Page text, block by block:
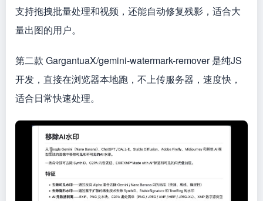
支持拖拽批量处理和视频，还能自动修复残影，适合大
量出图的用户。
第二款 GargantuaX/gemini-watermark-remover 是纯JS
开发，直接在浏览器本地跑，不上传服务器，速度快，
适合日常快速处理。